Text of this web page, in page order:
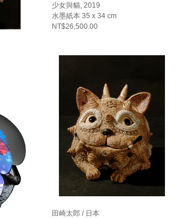
少女與貓, 2019
水墨紙本 35 x 34 cm
NT$26,500.00
田崎太郎 / 日本